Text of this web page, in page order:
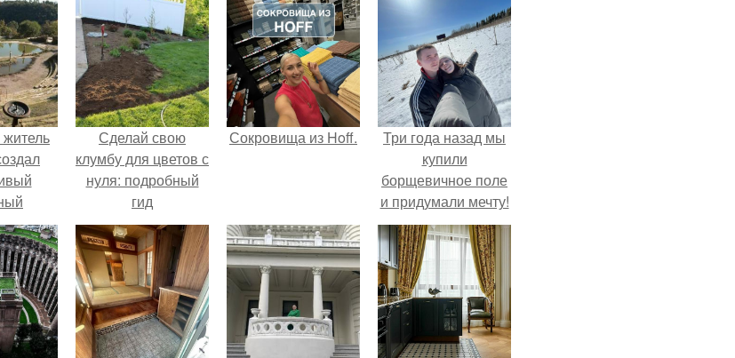
и
Сделай свою
клумбу для цветов с
нуля: подробный
гид
Сокровища из Hoff.
Три года назад мы
купили
борщевичное поле
и придумали мечту!